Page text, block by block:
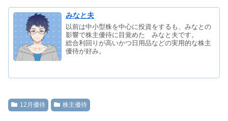
みなと夫
以前は中小型株を中心に投資をするも、みなとの
影響で株主優待に目覚めた みなと夫です。
総合利回りが高いかつ日用品などの実用的な株主
優待が好み。
12月優待 株主優待